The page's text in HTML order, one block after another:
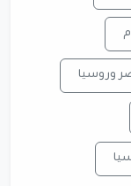
وروسيا